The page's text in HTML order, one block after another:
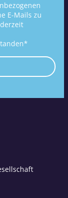
E-Mails zu